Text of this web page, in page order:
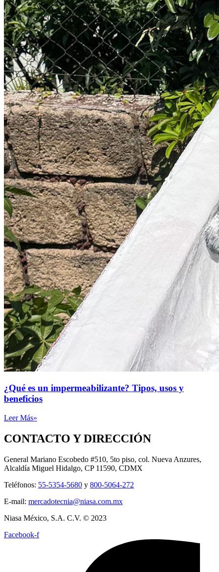
¿Qué es un impermeabilizante? Tipos, usos y
beneficios
Leer Más»
CONTACTO Y DIRECCIÓN
General Mariano Escobedo #510, 5to piso, col. Nueva Anzures,
Alcaldía Miguel Hidalgo, CP 11590, CDMX
Teléfonos: 55-5354-5680 y 800-5064-272
E-mail: mercadotecnia@niasa.com.mx
Niasa México, S.A. C.V. © 2023
Facebook-f